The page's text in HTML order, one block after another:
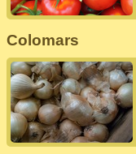
Colomars